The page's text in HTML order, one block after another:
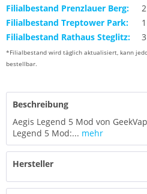
Filialbestand Prenzlauer Berg:
Filialbestand Treptower Park:
Filialbestand Rathaus Steglitz:
*Filialbestand wird täglich aktualisiert, kann
bestellbar.
Beschreibung
Aegis Legend 5 Mod von
Legend 5 Mod:... mehr
Hersteller